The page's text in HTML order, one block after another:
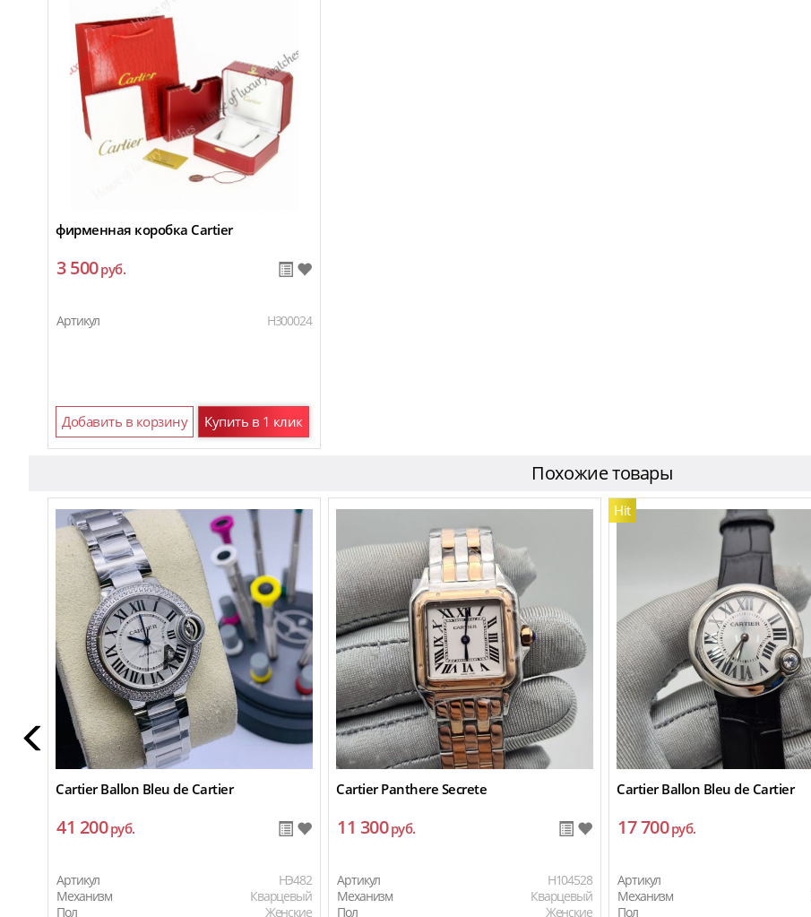
фирменная коробка Cartier
3 500руб.
Артикул H300024
Добавить в корзину Купить в 1 клик
Похожие товары
Cartier Ballon Bleu de Cartier
41 200руб.
Артикул
HЭ482
Механизм
Кварцевый
Пол
Женские
Cartier Panthere Secrete
11 300руб.
Артикул
H104528
Механизм
Кварцевый
Пол
Женские
Hit
Cartier Ballon Bleu de Cartier
17 700руб.
Артикул
Механизм
Пол